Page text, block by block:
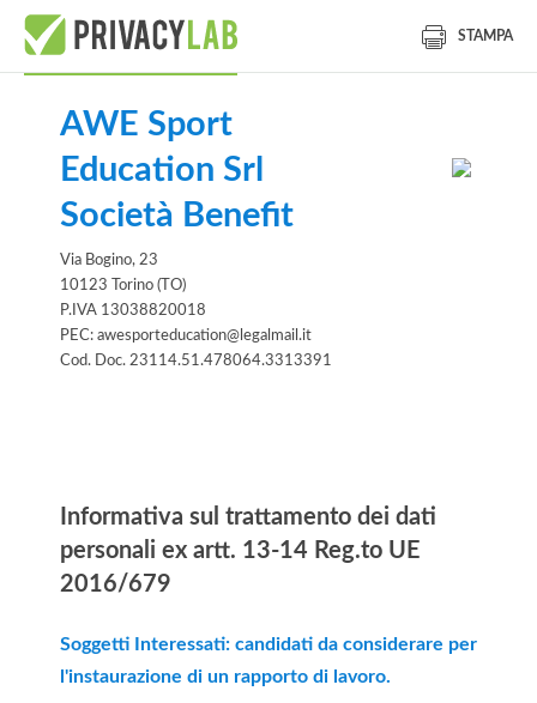
STAMPA
AWE Sport
Education Srl
Società Benefit
Via Bogino, 23
10123 Torino (TO)
P.IVA 13038820018
PEC: awesporteducation@legalmail.it
Cod. Doc. 23114.51.478064.3313391
Informativa sul trattamento dei dati
personali ex artt. 13-14 Reg.to UE
2016/679
Soggetti Interessati: candidati da considerare per
l'instaurazione di un rapporto di lavoro.